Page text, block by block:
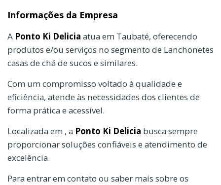
Informações da Empresa
A Ponto Ki Delicia atua em Taubaté, oferecendo
produtos e/ou serviços no segmento de Lanchonetes
casas de chá de sucos e similares.
Com um compromisso voltado à qualidade e
eficiência, atende às necessidades dos clientes de
forma prática e acessível.
Localizada em , a Ponto Ki Delicia busca sempre
proporcionar soluções confiáveis e atendimento de
excelência.
Para entrar em contato ou saber mais sobre os